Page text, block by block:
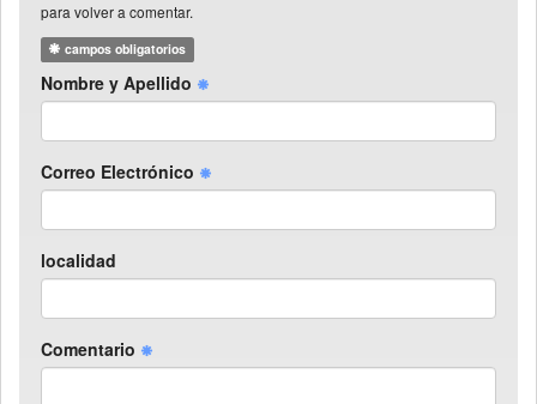
para volver a comentar.
campos obligatorios
Nombre y Apellido
Correo Electrónico
localidad
Comentario